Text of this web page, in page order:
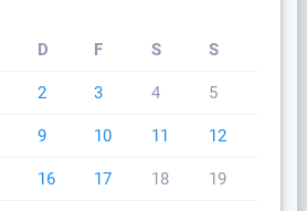
D F S S
2 3 4 5
9 10 11 12
16 17 18 19